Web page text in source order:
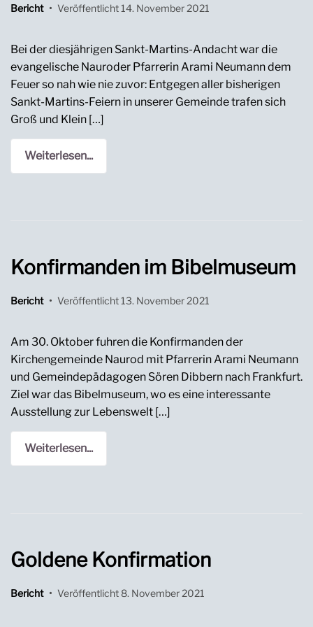
Bericht • Veröffentlicht14. November 2021
Bei der diesjährigen Sankt-Martins-Andacht war die
evangelische Nauroder Pfarrerin Arami Neumann dem
Feuer so nah wie nie zuvor: Entgegen aller bisherigen
Sankt-Martins-Feiern in unserer Gemeinde trafen sich
Groß und Klein […]
Weiterlesen...
Konfirmanden im Bibelmuseum
Bericht • Veröffentlicht13. November 2021
Am 30. Oktober fuhren die Konfirmanden der
Kirchengemeinde Naurod mit Pfarrerin Arami Neumann
und Gemeindepädagogen Sören Dibbern nach Frankfurt.
Ziel war das Bibelmuseum, wo es eine interessante
Ausstellung zur Lebenswelt […]
Weiterlesen...
Goldene Konfirmation
Bericht • Veröffentlicht 8. November 2021